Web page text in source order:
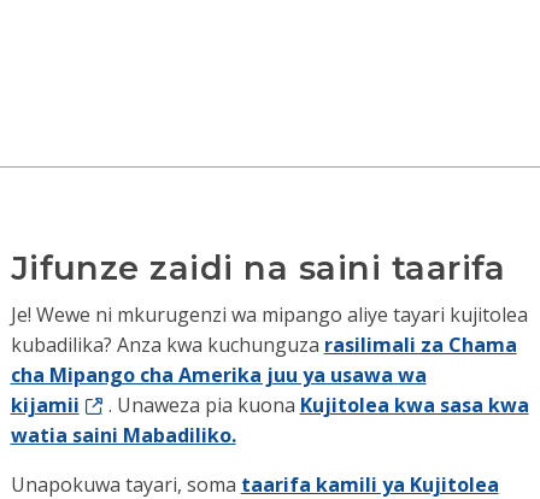
Jifunze zaidi na saini taarifa
Je! Wewe ni mkurugenzi wa mipango aliye tayari kujitolea
kubadilika? Anza kwa kuchunguza rasilimali za Chama
cha Mipango cha Amerika juu ya usawa wa
kijamii
. Unaweza pia kuona Kujitolea kwa sasa kwa
watia saini Mabadiliko.
Unapokuwa tayari, soma taarifa kamili ya Kujitolea